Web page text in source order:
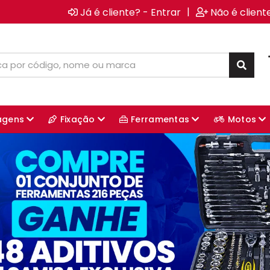
Já é cliente? - Entrar | Não é
Fixação Ferramentas Motos